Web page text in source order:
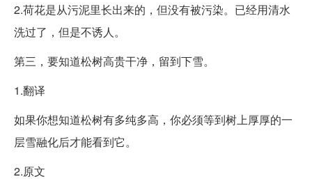
2.荷花是从污泥里长出来的，但没有被污染。已经用清水
洗过了，但是不诱人。
第三，要知道松树高贵干净，留到下雪。
1.翻译
如果你想知道松树有多纯多高，你必须等到树上厚厚的一
层雪融化后才能看到它。
2.原文